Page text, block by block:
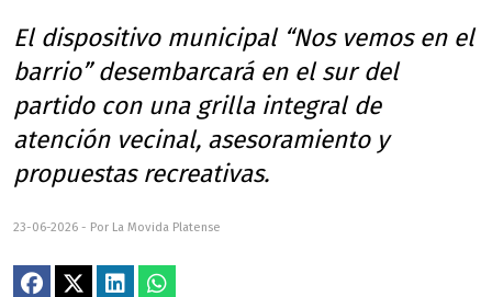
El dispositivo municipal “Nos vemos en el
barrio” desembarcará en el sur del
partido con una grilla integral de
atención vecinal, asesoramiento y
propuestas recreativas.
23-06-2026 - Por La Movida Platense